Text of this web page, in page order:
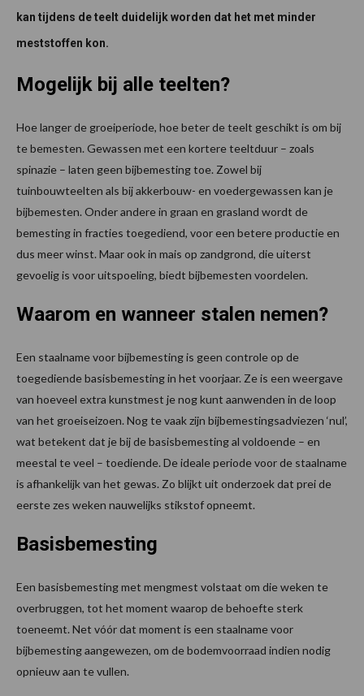
kan tijdens de teelt duidelijk worden dat het met minder
meststoffen kon.
Mogelijk bij alle teelten?
Hoe langer de groeiperiode, hoe beter de teelt geschikt is om bij
te bemesten. Gewassen met een kortere teeltduur – zoals
spinazie – laten geen bijbemesting toe. Zowel bij
tuinbouwteelten als bij akkerbouw- en voedergewassen kan je
bijbemesten. Onder andere in graan en grasland wordt de
bemesting in fracties toegediend, voor een betere productie en
dus meer winst. Maar ook in mais op zandgrond, die uiterst
gevoelig is voor uitspoeling, biedt bijbemesten voordelen.
Waarom en wanneer stalen nemen?
Een staalname voor bijbemesting is geen controle op de
toegediende basisbemesting in het voorjaar. Ze is een weergave
van hoeveel extra kunstmest je nog kunt aanwenden in de loop
van het groeiseizoen. Nog te vaak zijn bijbemestingsadviezen ‘nul’,
wat betekent dat je bij de basisbemesting al voldoende – en
meestal te veel – toediende. De ideale periode voor de staalname
is afhankelijk van het gewas. Zo blijkt uit onderzoek dat prei de
eerste zes weken nauwelijks stikstof opneemt.
Basisbemesting
Een basisbemesting met mengmest volstaat om die weken te
overbruggen, tot het moment waarop de behoefte sterk
toeneemt. Net vóór dat moment is een staalname voor
bijbemesting aangewezen, om de bodemvoorraad indien nodig
opnieuw aan te vullen.